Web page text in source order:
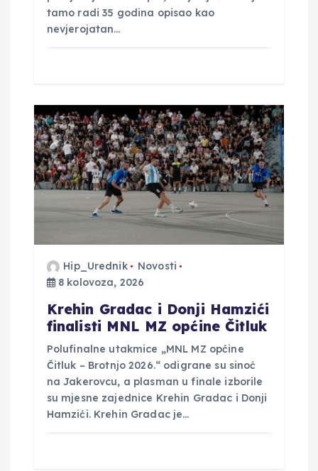
tamo radi 35 godina opisao kao
nevjerojatan…
Hip_Urednik
Novosti
8 kolovoza, 2026
Krehin Gradac i Donji Hamzići
finalisti MNL MZ općine Čitluk
Polufinalne utakmice „MNL MZ općine
Čitluk – Brotnjo 2026.“ odigrane su sinoć
na Jakerovcu, a plasman u finale izborile
su mjesne zajednice Krehin Gradac i Donji
Hamzići. Krehin Gradac je…